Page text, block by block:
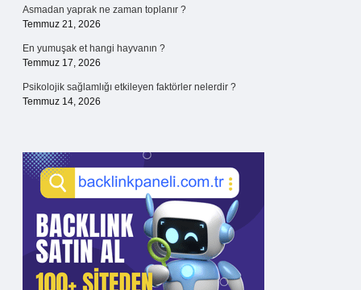
Asmadan yaprak ne zaman toplanır ?
Temmuz 21, 2026
En yumuşak et hangi hayvanın ?
Temmuz 17, 2026
Psikolojik sağlamlığı etkileyen faktörler nelerdir ?
Temmuz 14, 2026